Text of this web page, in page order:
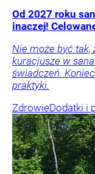
Od 2027 roku
inaczej!
Nie może być tak,
kuracjusze w
świadczeń.
praktyki.
ZdrowieDodatki i